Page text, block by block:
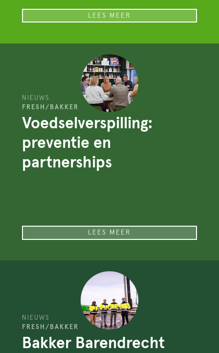
LEES MEER
NIEUWS
FRESH/BAKKER
Voedselverspilling:
preventie en
partnerships
LEES MEER
NIEUWS
FRESH/BAKKER
Bakker Barendrecht